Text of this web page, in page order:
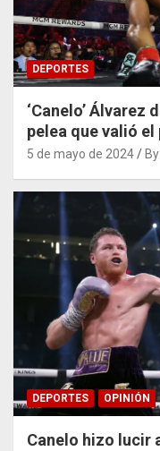
DEPORTES
‘Canelo’ Álvarez
pelea que valió
5 de mayo de 2024
DEPORTES OPINIÓN
Canelo hizo lucir